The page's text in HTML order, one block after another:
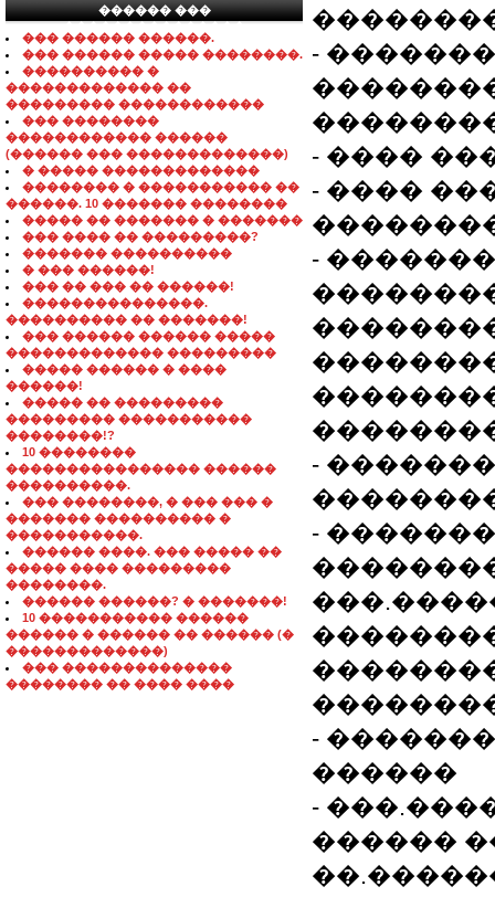
������ ���
���������������
��� ������ ������.
��� ������ ����� ��������.
���������� �
������������� ��
��������� ������������
��� ��������
������������ ������
(������ ��� �������������)
� ����� �������������
�������� � ����������� ��
������. 10 ������� ��������
����� �� ������� � �������
��� ���� �� ���������?
������� ����������
� ��� ������!
��� �� ��� �� ������!
���������������.
���������� �� �������!
��� ������ ������ �����
������������� ���������
����� ������ � ����
������!
����� �� ���������
��������� �����������
��������!?
10 ��������
���������������� ������
����������.
��� ��������, � ��� ��� �
������� ���������� �
�����������.
������ ����. ��� ����� ��
����� ���� ���������
��������.
������ ������? � �������!
10 ����������� ������
������ � ������ �� ������ (�
�������������)
��� ��������������
�������� �� ���� ����
-
- ����
- ����
-
-
-
-
������
-
������
��.������: